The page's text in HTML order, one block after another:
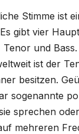
Stimme ist
gibt vier
und
ist der
besitzen.
sogenannte
sprechen
mehreren